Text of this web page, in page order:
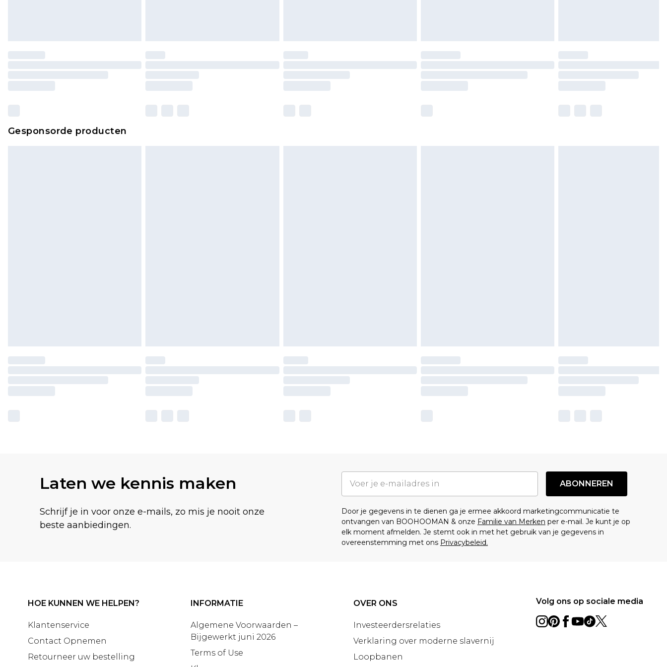
Gesponsorde producten
Laten we kennis maken
Schrijf je in voor onze e-mails, zo mis je nooit onze
beste aanbiedingen.
ABONNEREN
Door je gegevens in te dienen ga je ermee akkoord marketingcommunicatie te
ontvangen van BOOHOOMAN & onze Familie van Merken per e-mail. Je kunt je op
elk moment afmelden. Je stemt ook in met het gebruik van je gegevens in
overeenstemming met ons Privacybeleid.
HOE KUNNEN WE HELPEN?
Klantenservice
Contact Opnemen
Retourneer uw bestelling
INFORMATIE
Algemene Voorwaarden –
Bijgewerkt juni 2026
Terms of Use
OVER ONS
Investeerdersrelaties
Verklaring over moderne slavernij
Loopbanen
Volg ons op sociale media